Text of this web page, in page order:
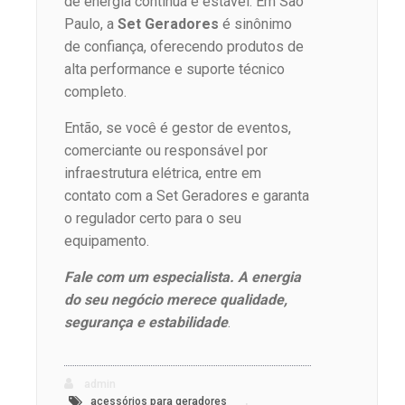
Paulo, a Set Geradores é sinônimo
de confiança, oferecendo produtos de
alta performance e suporte técnico
completo.
Então, se você é gestor de eventos,
comerciante ou responsável por
infraestrutura elétrica, entre em
contato com a Set Geradores e garanta
o regulador certo para o seu
equipamento.
Fale com um especialista. A energia
do seu negócio merece qualidade,
segurança e estabilidade.
acessórios para geradores